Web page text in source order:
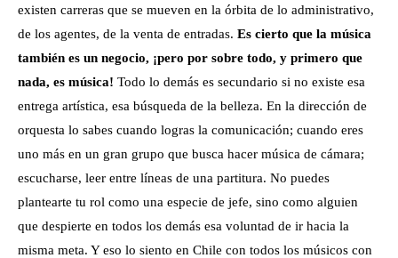
existen carreras que se mueven en la órbita de lo administrativo,
de los agentes, de la venta de entradas. Es cierto que la música
también es un negocio, ¡pero por sobre todo, y primero que
nada, es música! Todo lo demás es secundario si no existe esa
entrega artística, esa búsqueda de la belleza. En la dirección de
orquesta lo sabes cuando logras la comunicación; cuando eres
uno más en un gran grupo que busca hacer música de cámara;
escucharse, leer entre líneas de una partitura. No puedes
plantearte tu rol como una especie de jefe, sino como alguien
que despierte en todos los demás esa voluntad de ir hacia la
misma meta. Y eso lo siento en Chile con todos los músicos con